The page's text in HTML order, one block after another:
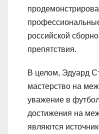
российской
препятствия.
В целом, Эдуард
мастерство на
уважение в
достижения на
являются